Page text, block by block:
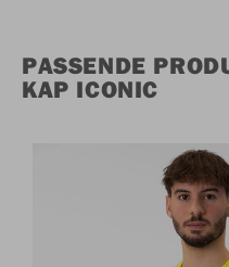
PASSENDE
KAP ICONIC